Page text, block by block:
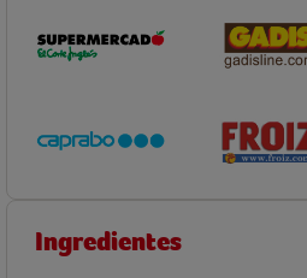
Ingredientes